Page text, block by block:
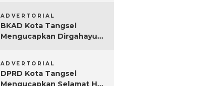
ADVERTORIAL
BKAD Kota Tangsel
Mengucapkan Dirgahayu
ADVERTORIAL
DPRD Kota Tangsel
Mengucapkan Selamat Hari